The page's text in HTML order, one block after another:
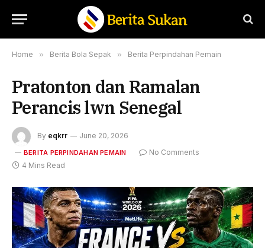
Home » Berita Bola Sepak » Berita Perpindahan Pemain
Pratonton dan Ramalan
Perancis lwn Senegal
By eqkrr June 20, 2026
BERITA PERPINDAHAN PEMAIN
No Comments
4 Mins Read